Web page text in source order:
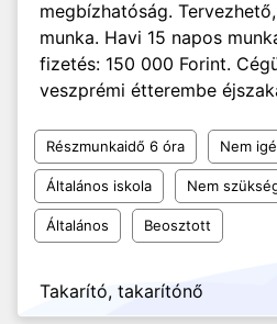
megbízhatóság.
munka. Havi 15 napos
fizetés: 150 000 Forint.
veszprémi étterembe
Részmunkaidő 6 óra Nem
Általános iskola Nem
Általános Beosztott
Takarító, takarítónő